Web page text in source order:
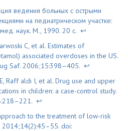
ведения больных с острыми
на педиатрическом участке:
наук. М., 1990. 20 с. ↩
C, et al. Estimates of
associated overdoses in the US.
Saf. 2006;15:398–405. ↩
Raff aldi I, et al. Drug use and upper
in children: a case-control study.
↩
to the treatment of low-risk
doi: